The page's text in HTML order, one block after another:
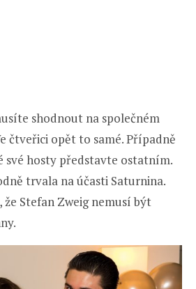
shodnout na společném
čtveřici opět to samé. Případně
své hosty představte ostatním.
trvala na účasti Saturnina.
Stefan Zweig nemusí být